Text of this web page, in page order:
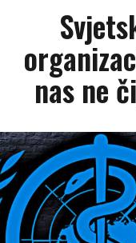
nas ne